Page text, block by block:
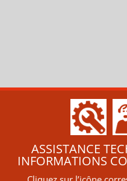
ASSISTANCE
INFORMATIONS